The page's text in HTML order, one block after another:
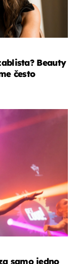
Beauty
često
samo jedno